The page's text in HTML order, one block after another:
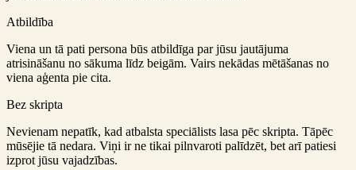
Atbildība
Viena un tā pati persona būs atbildīga par jūsu jautājuma
atrisināšanu no sākuma līdz beigām. Vairs nekādas mētāšanas no
viena aģenta pie cita.
Bez skripta
Nevienam nepatīk, kad atbalsta speciālists lasa pēc skripta. Tāpēc
mūsējie tā nedara. Viņi ir ne tikai pilnvaroti palīdzēt, bet arī patiesi
izprot jūsu vajadzības.